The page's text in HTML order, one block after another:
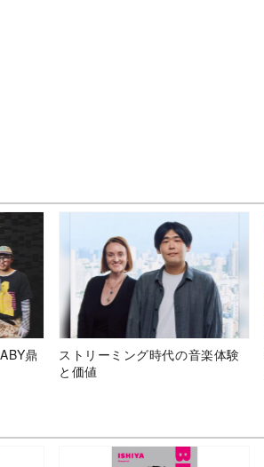
鼎
ストリーミング時代の音楽体験
と価値